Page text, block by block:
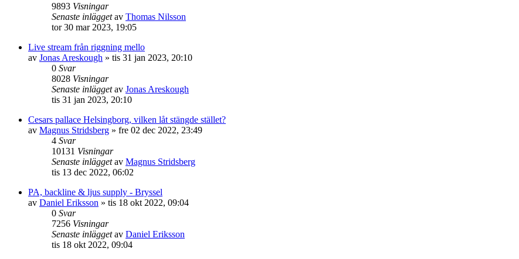
9893 Visningar
Senaste inläggetav Thomas Nilsson
tor 30 mar 2023, 19:05
Live stream från riggning mello
av Jonas Areskough » tis 31 jan 2023, 20:10
0 Svar
8028 Visningar
Senaste inläggetav Jonas Areskough
tis 31 jan 2023, 20:10
Cesars pallace Helsingborg, vilken låt stängde stället?
av Magnus Stridsberg » fre 02 dec 2022, 23:49
4 Svar
10131 Visningar
Senaste inläggetav Magnus Stridsberg
tis 13 dec 2022, 06:02
PA, backline & ljus supply - Bryssel
av Daniel Eriksson » tis 18 okt 2022, 09:04
0 Svar
7256 Visningar
Senaste inläggetav Daniel Eriksson
tis 18 okt 2022, 09:04